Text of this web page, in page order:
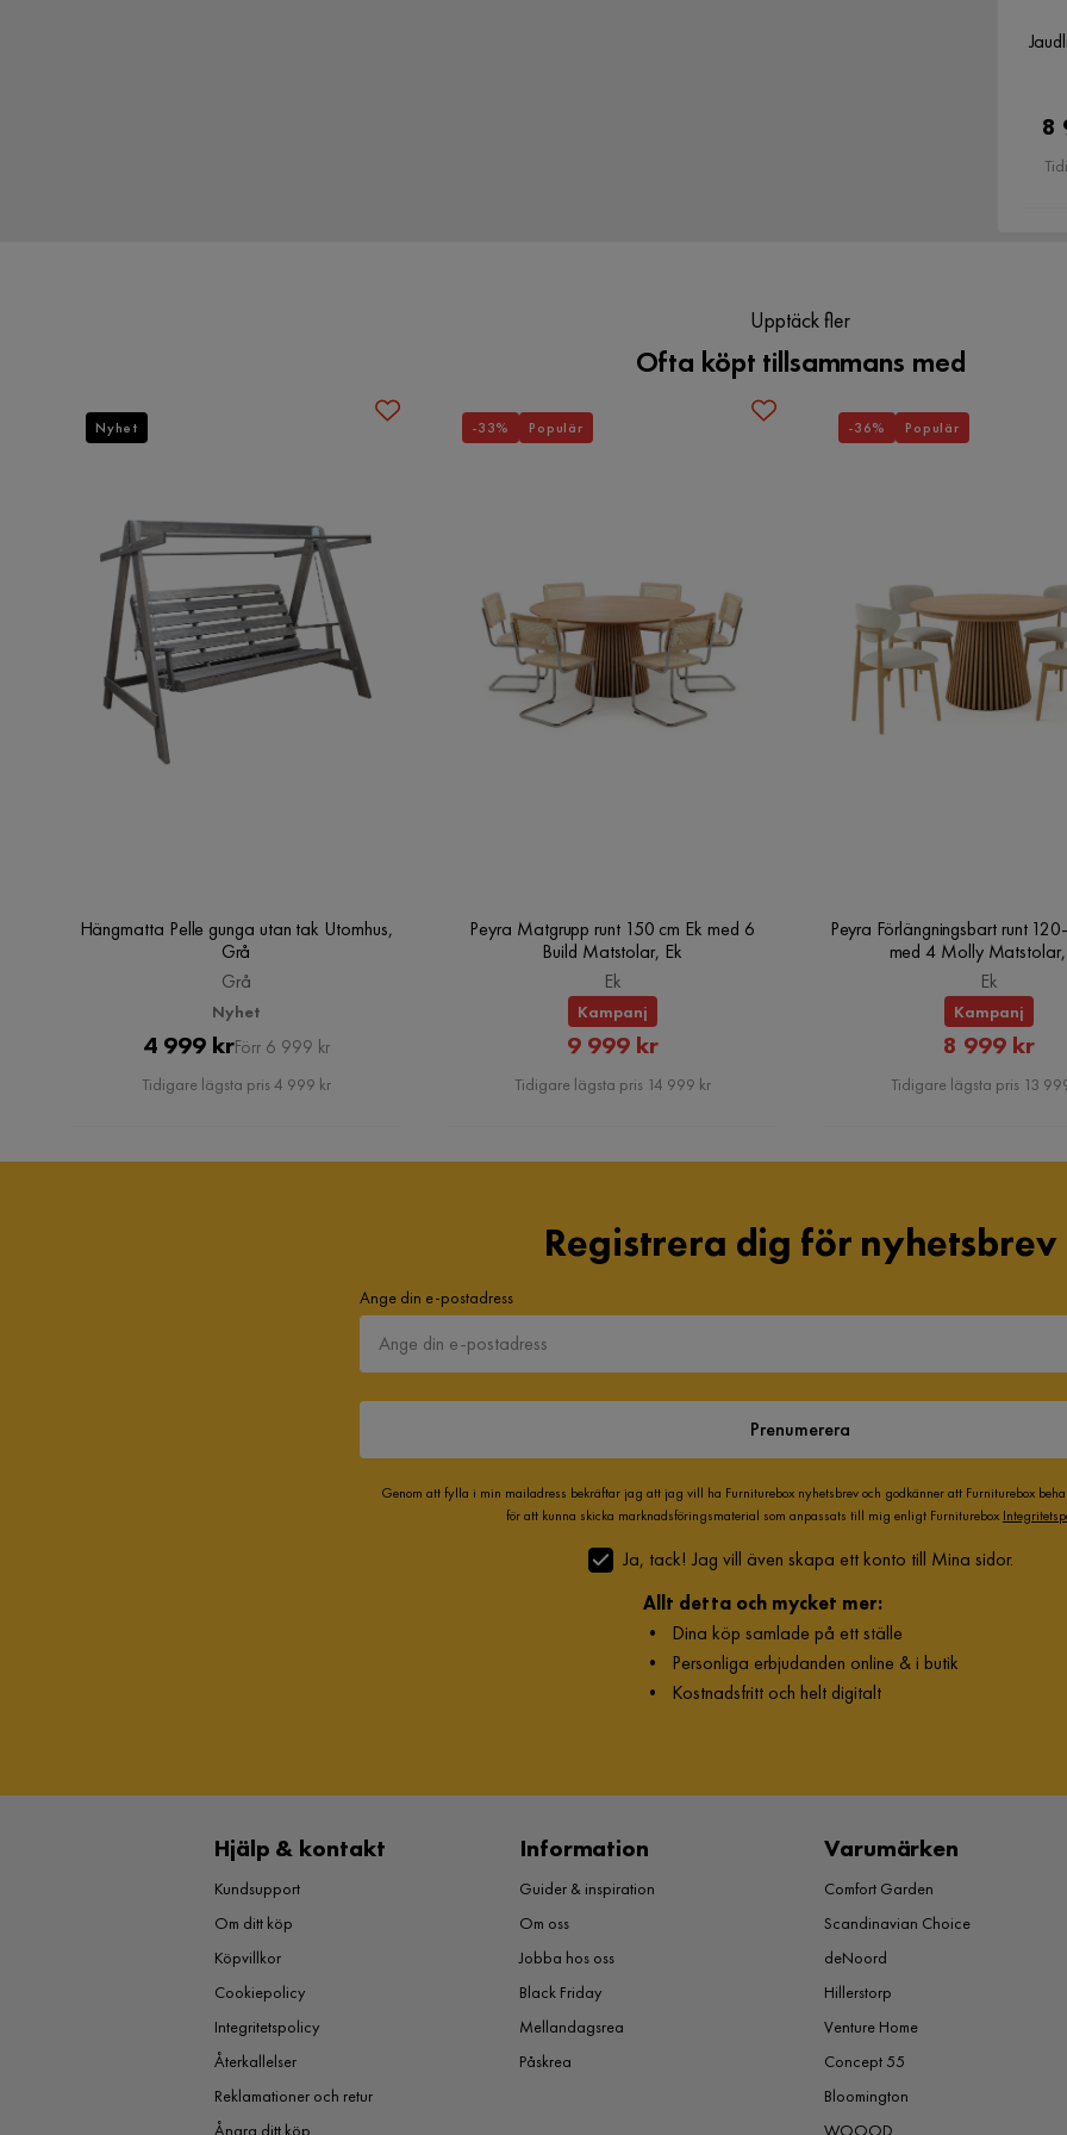
8
Upptäck fler
Ofta köpt tillsammans med
Hängmatta Pelle gunga utan tak Utomhus,
Grå
Grå
Nyhet
Pris
4 999 krOriginal
Pris
Förr 6 999 kr
Tidigare lägsta pris 4 999 kr
Nyhet
Peyra Matgrupp runt 150 cm Ek med 6
Build Matstolar, Ek
Ek
Kampanj
Rabatterat
Pris
9 999 kr
Tidigare lägsta pris 14 999 kr
-33% Populär
Peyra Förlängningsbart runt
med 4 Molly Matstolar,
Ek
Kampanj
Pris
8 999 kr
Tidigare lägsta pris 13
-36% Populär
Registrera dig för nyhetsbrev
Ange din e-postadress
Prenumerera
Genom att fylla i min mailadress bekräftar jag att jag vill ha Furniturebox nyhetsbrev och godkänner att Furniturebox
för att kunna skicka marknadsföringsmaterial som anpassats till mig enligt Furniturebox
Ja, tack! Jag vill även skapa ett konto till Mina sidor.
Allt detta och mycket mer:
• Dina köp samlade på ett ställe
• Personliga erbjudanden online & i butik
• Kostnadsfritt och helt digitalt
Hjälp & kontakt
Kundsupport
Om ditt köp
Köpvillkor
Cookiepolicy
Integritetspolicy
Återkallelser
Reklamationer och retur
Ångra ditt köp
Information
Guider & inspiration
Om oss
Jobba hos oss
Black Friday
Mellandagsrea
Påskrea
Varumärken
Comfort Garden
Scandinavian Choice
deNoord
Hillerstorp
Venture Home
Concept 55
Bloomington
WOOOD